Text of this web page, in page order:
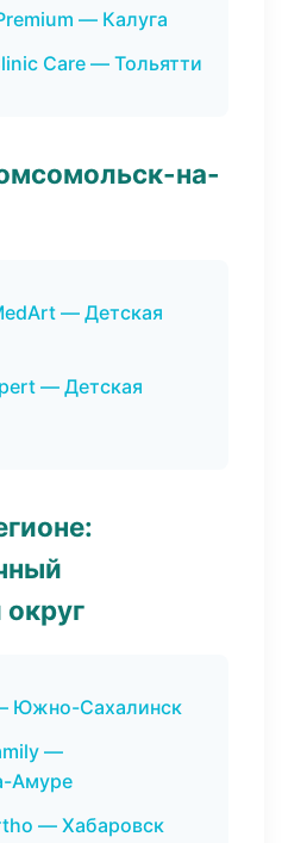
— Калуга
Care — Тольятти
на-
— Детская
— Детская
Южно-Сахалинск
—
Амуре
— Хабаровск